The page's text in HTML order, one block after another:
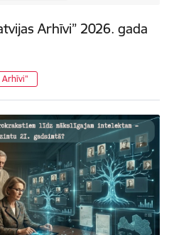
Arhīvi” 2026. gada
Arhīvi"